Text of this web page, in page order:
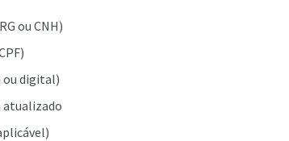
ou CNH)
ou digital)
atualizado